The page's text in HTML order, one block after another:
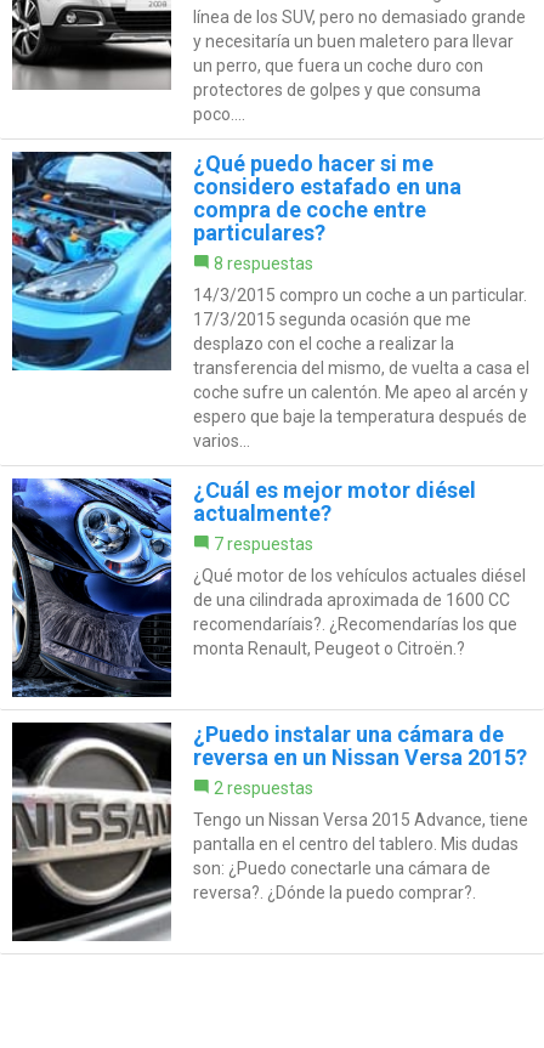
línea de los SUV, pero no demasiado grande
y necesitaría un buen maletero para llevar
un perro, que fuera un coche duro con
protectores de golpes y que consuma
poco....
¿Qué puedo hacer si me
considero estafado en una
compra de coche entre
particulares?
8 respuestas
14/3/2015 compro un coche a un particular.
17/3/2015 segunda ocasión que me
desplazo con el coche a realizar la
transferencia del mismo, de vuelta a casa el
coche sufre un calentón. Me apeo al arcén y
espero que baje la temperatura después de
varios...
¿Cuál es mejor motor diésel
actualmente?
7 respuestas
¿Qué motor de los vehículos actuales diésel
de una cilindrada aproximada de 1600 CC
recomendaríais?. ¿Recomendarías los que
monta Renault, Peugeot o Citroën.?
¿Puedo instalar una cámara de
reversa en un Nissan Versa 2015?
2 respuestas
Tengo un Nissan Versa 2015 Advance, tiene
pantalla en el centro del tablero. Mis dudas
son: ¿Puedo conectarle una cámara de
reversa?. ¿Dónde la puedo comprar?.